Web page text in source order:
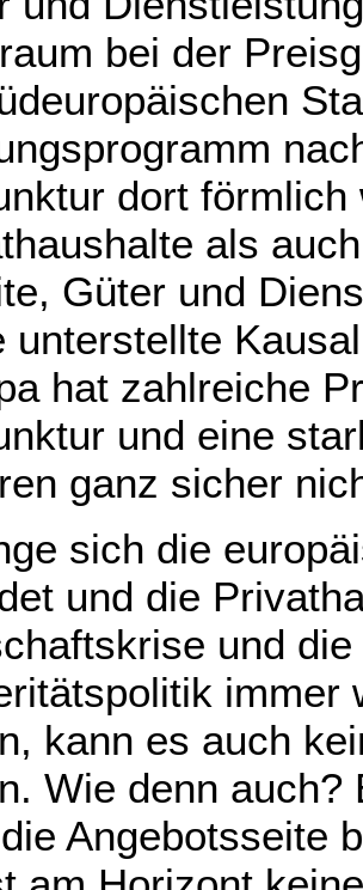
bei der
dort
als
Güter und
unterstellte
hat zahlreiche
und eine
ganz sicher
sich die
und die
und
immer
kann es auch
Wie denn
Angebotsseite